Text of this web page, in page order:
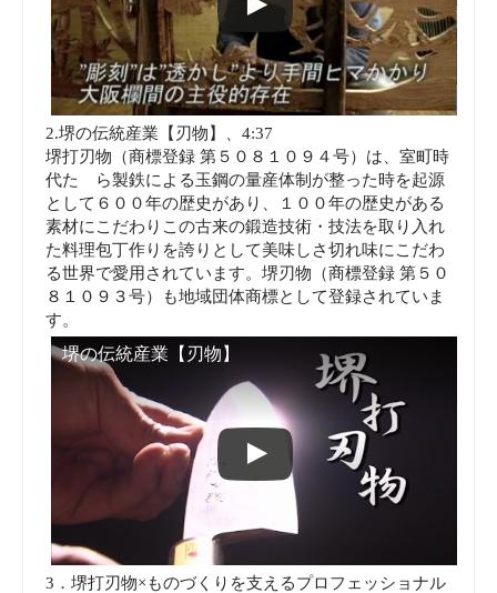
2.堺の伝統産業【刃物】、4:37
堺打刃物（商標登録 第５０８１０９４号）は、室町時
代たゝら製鉄による玉鋼の量産体制が整った時を起源
として６００年の歴史があり、１００年の歴史がある
素材にこだわりこの古来の鍛造技術・技法を取り入れ
た料理包丁作りを誇りとして美味しさ切れ味にこだわ
る世界で愛用されています。堺刃物（商標登録 第５０
８１０９３号）も地域団体商標として登録されていま
す。
堺の伝統産業【刃物】
3．堺打刃物×ものづくりを支えるプロフェッショナル